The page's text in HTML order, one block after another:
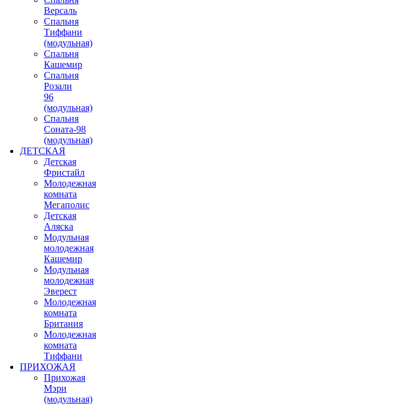
Версаль
Спальня
Тиффани
(модульная)
Спальня
Кашемир
Спальня
Розали
96
(модульная)
Спальня
Соната-98
(модульная)
ДЕТСКАЯ
Детская
Фристайл
Молодежная
комната
Мегаполис
Детская
Аляска
Модульная
молодежная
Кашемир
Модульная
молодежная
Эверест
Молодежная
комната
Британия
Молодежная
комната
Тиффани
ПРИХОЖАЯ
Прихожая
Мэри
(модульная)